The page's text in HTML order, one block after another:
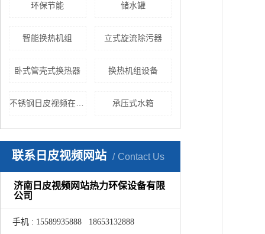
环保节能 储水罐
智能换热机组 立式旋流除污器
卧式管壳式换热器 换热机组设备
承压式水箱
联系日皮视频网站 Contact Us
济南日皮视频网站热力环保设备有限
公司
手机 : 15589935888 18653132888